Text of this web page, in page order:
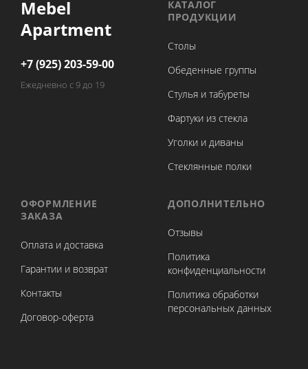
Mebel
Apartment
+7 (925) 203-59-00
Ежедневно с 9 до 19
КАТАЛОГ
ПРОДУКЦИИ
Столы
Обеденные группы
Стулья и табуреты
Фартуки из стекла
Уголки и диваны
Стеклянные полки
ОФОРМЛЕНИЕ
ЗАКАЗА
Оплата и доставка
Гарантии и возврат
Контакты
Договор-оферта
ДОПОЛНИТЕЛЬНО
Отзывы
Политика
конфиденциальности
Политика обработки
персональных данных